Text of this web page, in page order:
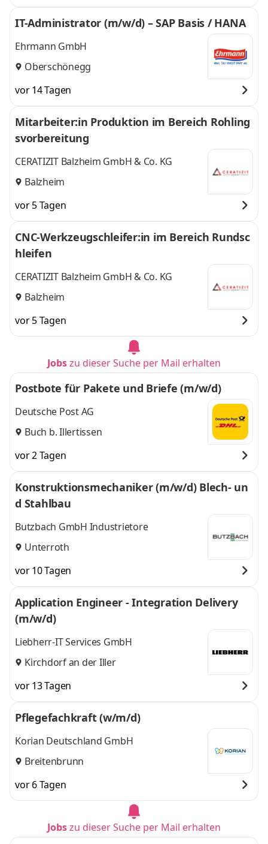
IT-Administrator (m/w/d) – SAP Basis / HANA
Ehrmann GmbH
Oberschönegg
vor 14 Tagen
Mitarbeiter:in Produktion im Bereich Rohling
svorbereitung
CERATIZIT Balzheim GmbH & Co. KG
Balzheim
vor 5 Tagen
CNC-Werkzeugschleifer:in im Bereich Rundsc
hleifen
CERATIZIT Balzheim GmbH & Co. KG
Balzheim
vor 5 Tagen
Jobszu dieser Suche per Mail erhalten
Postbote für Pakete und Briefe (m/w/d)
Deutsche Post AG
Buch b. Illertissen
vor 2 Tagen
Konstruktionsmechaniker (m/w/d) Blech- un
d Stahlbau
Butzbach GmbH Industrietore
Unterroth
vor 10 Tagen
Application Engineer - Integration Delivery
(m/w/d)
Liebherr-IT Services GmbH
Kirchdorf an der Iller
vor 13 Tagen
Pflegefachkraft (w/m/d)
Korian Deutschland GmbH
Breitenbrunn
vor 6 Tagen
Jobszu dieser Suche per Mail erhalten